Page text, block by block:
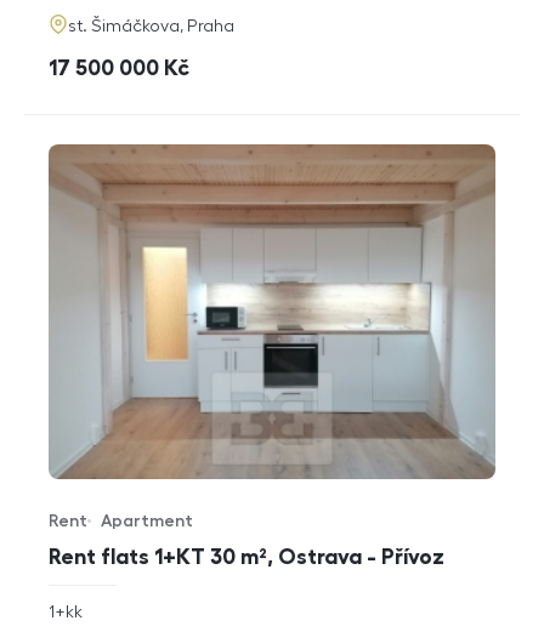
adresa
st. Šimáčkova, Praha
cena
17 500 000 Kč
Rent flats 1+KT 30 m², Ostrava - Přívoz
Offer type
Rent
Property type
Apartment
rozměry
1+kk